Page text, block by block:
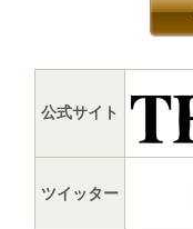
公式サイト
ツイッター